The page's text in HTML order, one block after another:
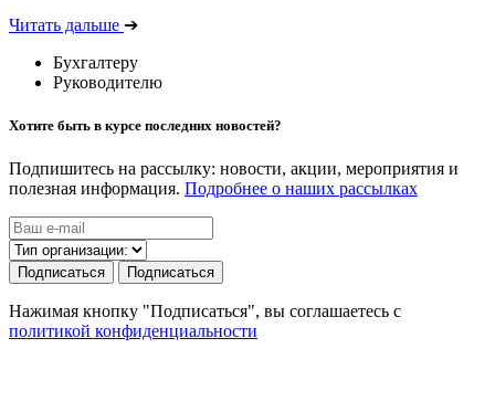
Читать дальше ➔
Бухгалтеру
Руководителю
Хотите быть в курсе последних новостей?
Подпишитесь на рассылку: новости, акции, мероприятия и
полезная информация. Подробнее о наших рассылках
Подписаться Подписаться
Нажимая кнопку "Подписаться", вы соглашаетесь с
политикой конфиденциальности